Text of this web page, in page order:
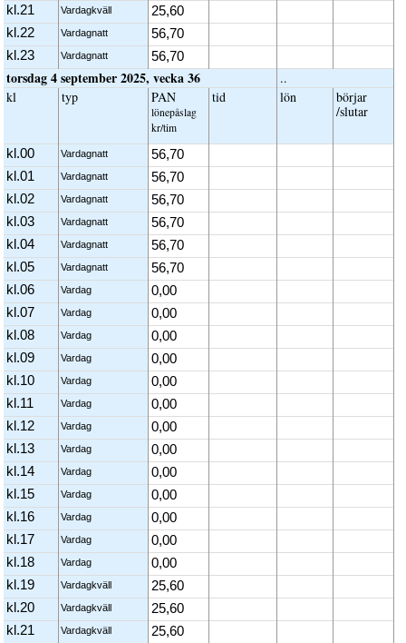
kl.21
Vardagkväll
25,60
kl.22
Vardagnatt
56,70
kl.23
Vardagnatt 56,70
torsdag 4 september 2025, vecka 36
..
kl
typ PAN
löne­påslag
kr/tim
tid lön
börjar
/slutar
kl.00 Vardagnatt
56,70
kl.01
Vardagnatt
56,70
kl.02
Vardagnatt
56,70
kl.03
Vardagnatt
56,70
kl.04
Vardagnatt
56,70
kl.05
Vardagnatt
56,70
kl.06
Vardag
0,00
kl.07
Vardag
0,00
kl.08
Vardag
0,00
kl.09
Vardag
0,00
kl.10
Vardag
0,00
kl.11
Vardag
0,00
kl.12
Vardag
0,00
kl.13
Vardag
0,00
kl.14
Vardag
0,00
kl.15
Vardag
0,00
kl.16
Vardag
0,00
kl.17
Vardag
0,00
kl.18
Vardag
0,00
kl.19
Vardagkväll
25,60
kl.20
Vardagkväll
25,60
kl.21
Vardagkväll
25,60